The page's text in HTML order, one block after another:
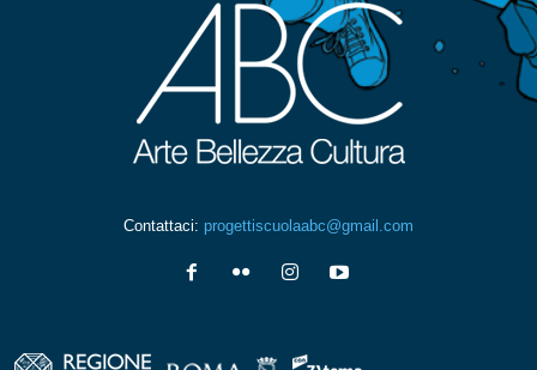
Contattaci: progettiscuolaabc@gmail.com